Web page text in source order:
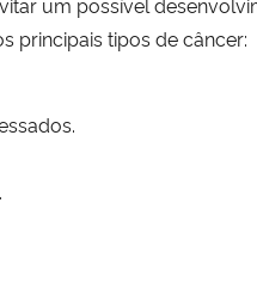
principais tipos de câncer: